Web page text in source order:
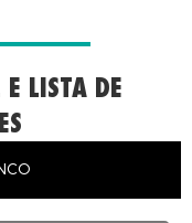
LISTA DE